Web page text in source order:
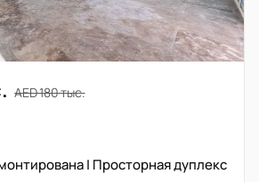
AED 180 тыс.
| Просторная дуплекс